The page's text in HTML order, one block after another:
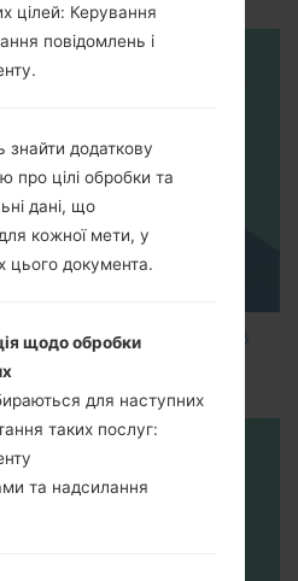
through code on LG K8
цілей: Керування
повідомлень і
знайти додаткову
про цілі обробки та
дані, що
кожної мети, у
цього документа.
щодо обробки
для наступних
таких послуг:
та надсилання